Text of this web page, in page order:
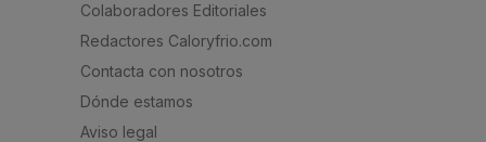
Colaboradores Editoriales
Redactores Caloryfrio.com
Contacta con nosotros
Dónde estamos
Aviso legal